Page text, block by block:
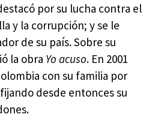
por su lucha contra el
y la corrupción; y se le
de su país. Sobre su
la obra Yo acuso. En 2001
con su familia por
desde entonces su